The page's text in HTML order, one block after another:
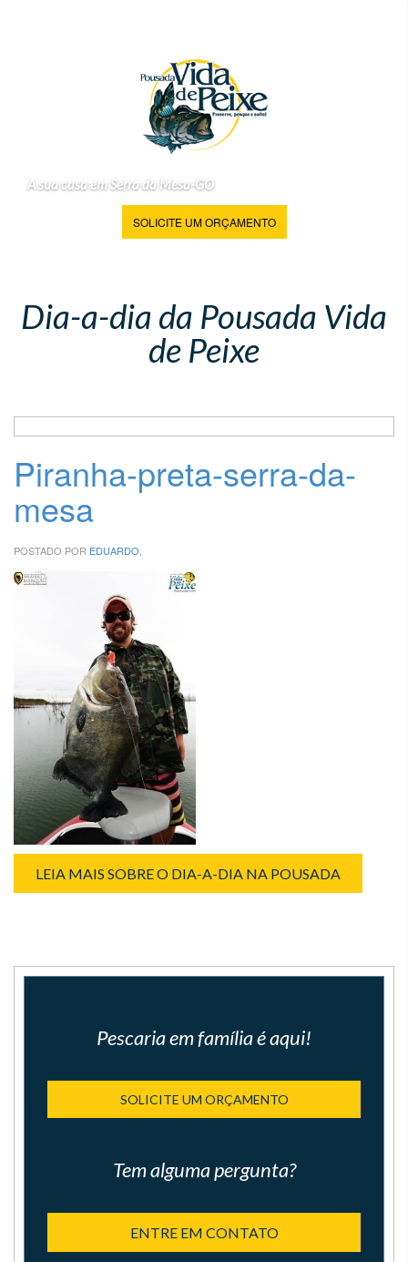
A sua casa em Serra da Mesa-GO
SOLICITE UM ORÇAMENTO
Dia-a-dia da Pousada Vida
de Peixe
Piranha-preta-serra-da-
mesa
POSTADO POR EDUARDO,
LEIA MAIS SOBRE O DIA-A-DIA NA POUSADA
Pescaria em família é aqui!
SOLICITE UM ORÇAMENTO
Tem alguma pergunta?
ENTRE EM CONTATO